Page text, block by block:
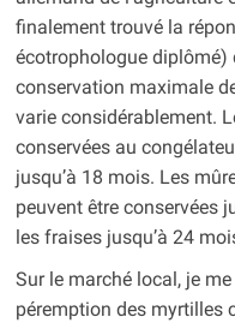
finalement trouvé la
écotrophologue diplômé)
conservation maximale
varie considérablement.
conservées au
jusqu’à 18 mois. Les
peuvent être conservées
les fraises jusqu’à 24
Sur le marché local, je
péremption des myrtilles